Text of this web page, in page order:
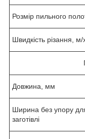
Розмір пильного
Швидкість різання, м/
Довжина, мм
Ширина без упору
заготівлі